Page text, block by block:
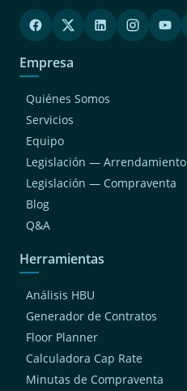
Surquillo
Lince
Chaclacayo
San Luis
Magdalena Del Mar
Cieneguilla
Villa El Salvador
Empresa
Quiénes Somos
Servicios
Equipo
Legislación — Arrendamiento
Legislación — Compraventa
Blog
Q&A
Herramientas
Análisis HBU
Generador de Contratos
Floor Planner
Calculadora Cap Rate
Minutas de Compraventa